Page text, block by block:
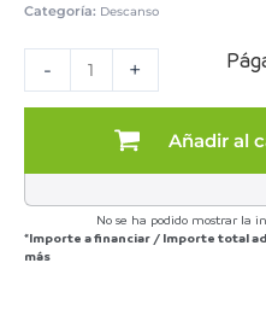
Categoría: Descanso
-
MOD.
cantidad
+
Añadir al
No se ha podido mostrar la
*Importe a financiar / Importe total
más